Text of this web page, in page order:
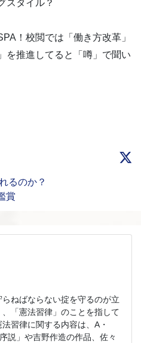
スタイル？
！校閲では「働き方改革」
を推進してると「噂」で聞い
るのか？
賞
らねばならない掟を守るのが立
「憲法習律」のことを指して
習律に関する内容は、A・
説」や吉野作造の作品、佐々